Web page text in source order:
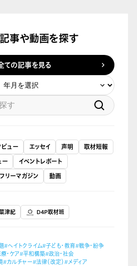
事や動画を探す
ての記事を見る
ビュー エッセイ 声明
取材短報
ー
イベントレポート
フリーマガジン 動画
津紀 D4P取材班
#ヘイトクライム#子ども・教育#戦争・紛争
・ケア#平和構築#政治・社会
#カルチャー#法律（改定）#メディア